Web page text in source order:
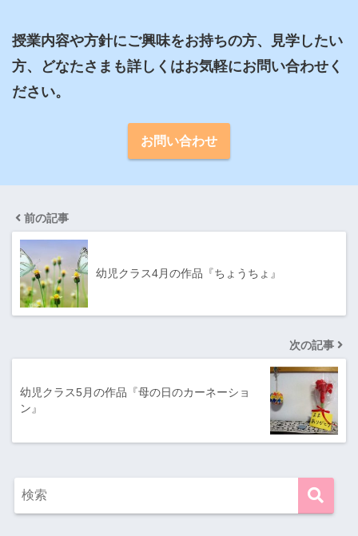
授業内容や方針にご興味をお持ちの方、見学したい
方、どなたさまも詳しくはお気軽にお問い合わせく
ださい。
お問い合わせ
前の記事
幼児クラス4月の作品『ちょうちょ』
次の記事
幼児クラス5月の作品『母の日のカーネーショ
ン』